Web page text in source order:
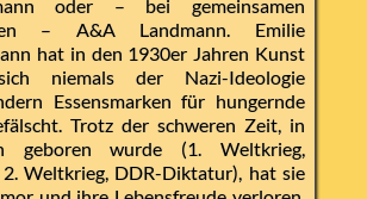
oder – bei gemeinsamen
– A&A Landmann. Emilie
hat in den 1930er Jahren Kunst
niemals der Nazi-Ideologie
Essensmarken für hungernde
Trotz der schweren Zeit, in
geboren wurde (1. Weltkrieg,
Weltkrieg, DDR-Diktatur), hat sie